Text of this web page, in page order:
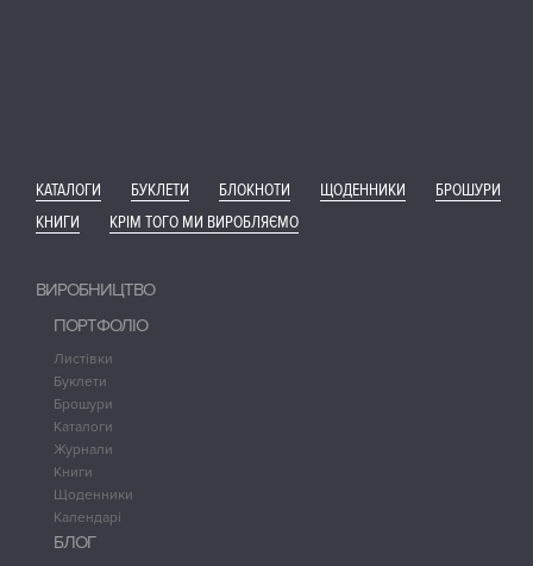
КАТАЛОГИ БУКЛЕТИ БЛОКНОТИ ЩОДЕННИКИ
БРОШУРИ
КНИГИ
КРІМ ТОГО МИ ВИРОБЛЯЄМО
ВИРОБНИЦТВО
ПОРТФОЛІО
Листівки
Буклети
Брошури
Каталоги
Журнали
Книги
Щоденники
Календарі
БЛОГ